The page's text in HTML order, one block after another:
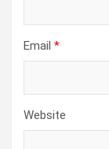
Email *
Website